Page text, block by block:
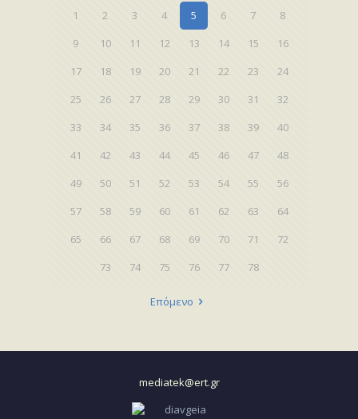
1 2 3 4 5 6 7
8
9
10 11 12 13 14 15
16
17
18 19 20 21 22 23
24
25
26 27 28 29 30 31
32
33
34 35 36 37 38 39
40
41
42 43 44 45 46 47
48
49
50 51 52 53 54 55
56
57
58 59 60 61 62 63
64
65
66 67 68 69 70 71
72
73
74 75 76 77 78
Επόμενο
mediatek@ert.gr